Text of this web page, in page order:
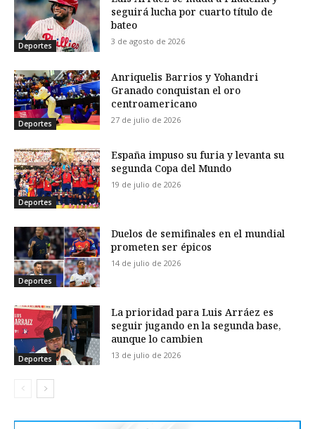
Deportes
seguirá lucha por cuarto título de
bateo
3 de agosto de 2026
Deportes
Anriquelis Barrios y Yohandri
Granado conquistan el oro
centroamericano
27 de julio de 2026
Deportes
España impuso su furia y levanta su
segunda Copa del Mundo
19 de julio de 2026
Deportes
Duelos de semifinales en el mundial
prometen ser épicos
14 de julio de 2026
Deportes
La prioridad para Luis Arráez es
seguir jugando en la segunda base,
aunque lo cambien
13 de julio de 2026